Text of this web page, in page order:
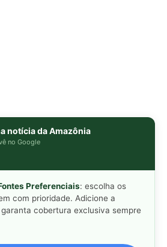
de"Principais Notícias"
e marque a caixa — pronto!
em
e rápido
Ver Web Story →